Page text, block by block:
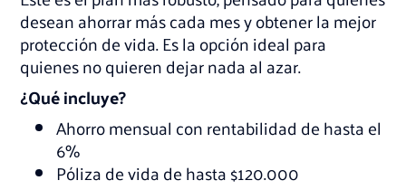
desean ahorrar más cada mes y obtener la mejor
protección de vida. Es la opción ideal para
quienes no quieren dejar nada al azar.
¿Qué incluye?
Ahorro mensual con rentabilidad de hasta el
6%
Póliza de vida de hasta $120.000